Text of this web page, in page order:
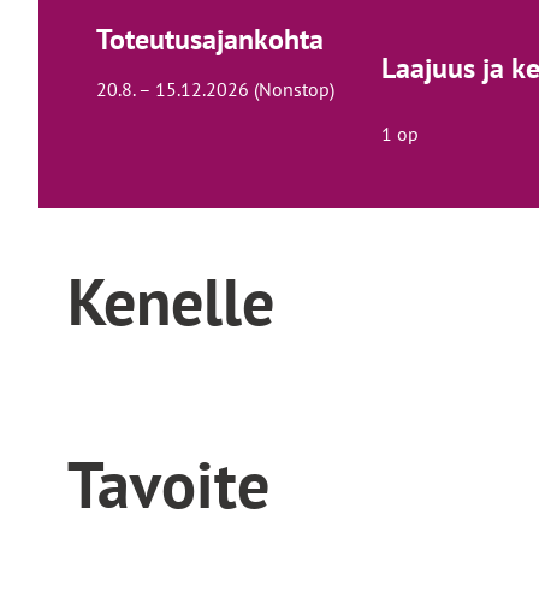
Toteutusajankohta
20.8. – 15.12.2026 (Nonstop)
Laajuus ja
1 op
Kenelle
Tavoite